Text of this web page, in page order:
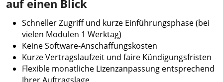
auf einen Blick
Schneller Zugriff und kurze Einführungsphase (bei
vielen Modulen 1 Werktag)
Keine Software-Anschaffungskosten
Kurze Vertragslaufzeit und faire Kündigungsfristen
Flexible monatliche Lizenzanpassung entsprechend